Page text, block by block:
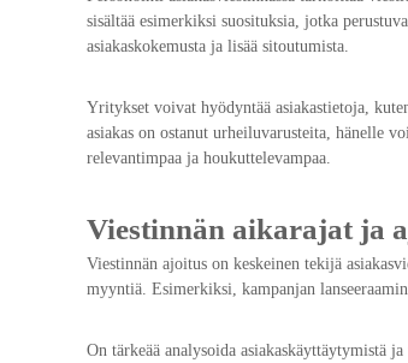
sisältää esimerkiksi suosituksia, jotka
asiakaskokemusta ja lisää sitoutumista.
Yritykset voivat hyödyntää asiakastietoja,
asiakas on ostanut urheiluvarusteita, hänelle
relevantimpaa ja houkuttelevampaa.
Viestinnän aikarajat ja
Viestinnän ajoitus on keskeinen tekijä
myyntiä. Esimerkiksi, kampanjan
On tärkeää analysoida asiakaskäyttäytymistä